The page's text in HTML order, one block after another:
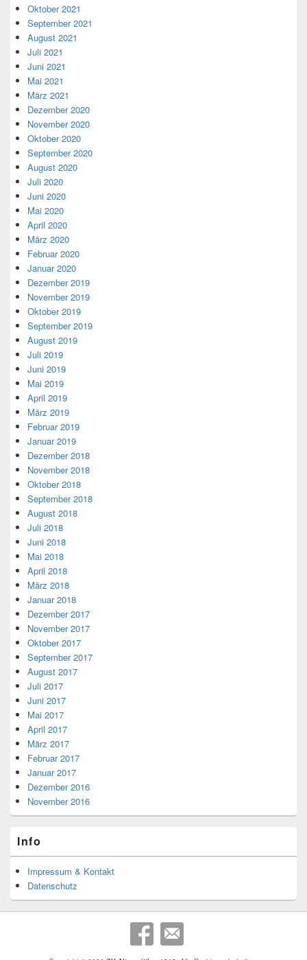
Oktober 2021
September 2021
August 2021
Juli 2021
Juni 2021
Mai 2021
März 2021
Dezember 2020
November 2020
Oktober 2020
September 2020
August 2020
Juli 2020
Juni 2020
Mai 2020
April 2020
März 2020
Februar 2020
Januar 2020
Dezember 2019
November 2019
Oktober 2019
September 2019
August 2019
Juli 2019
Juni 2019
Mai 2019
April 2019
März 2019
Februar 2019
Januar 2019
Dezember 2018
November 2018
Oktober 2018
September 2018
August 2018
Juli 2018
Juni 2018
Mai 2018
April 2018
März 2018
Januar 2018
Dezember 2017
November 2017
Oktober 2017
September 2017
August 2017
Juli 2017
Juni 2017
Mai 2017
April 2017
März 2017
Februar 2017
Januar 2017
Dezember 2016
November 2016
Info
Impressum & Kontakt
Datenschutz